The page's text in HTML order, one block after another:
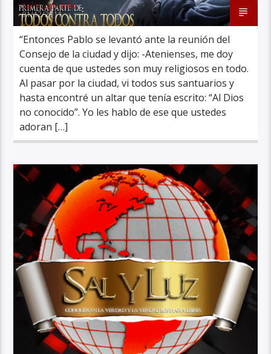
Sal Y Luz Radio
01/12/2011
“Entonces Pablo se levantó ante la reunión del
Consejo de la ciudad y dijo: -Atenienses, me doy
cuenta de que ustedes son muy religiosos en todo.
Al pasar por la ciudad, vi todos sus santuarios y
hasta encontré un altar que tenía escrito: “Al Dios
no conocido”. Yo les hablo de ese que ustedes
adoran […]